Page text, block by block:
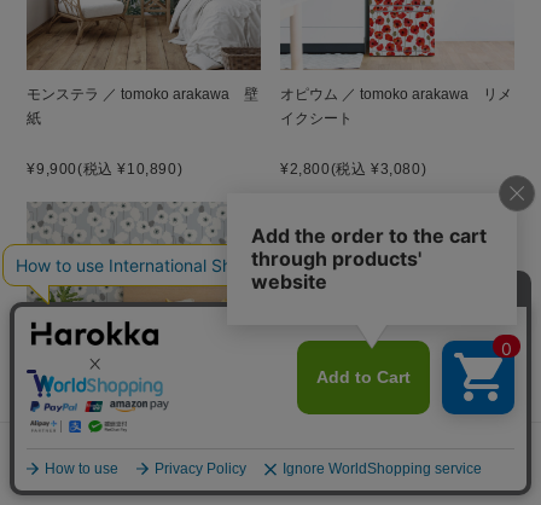
モンステラ ／ tomoko arakawa 壁
紙
¥9,900(税込 ¥10,890)
オピウム ／ tomoko arakawa リメ
イクシート
¥2,800(税込 ¥3,080)
オピウム ／ tomoko arakawa 壁
パフュームボトル ／ tomoko